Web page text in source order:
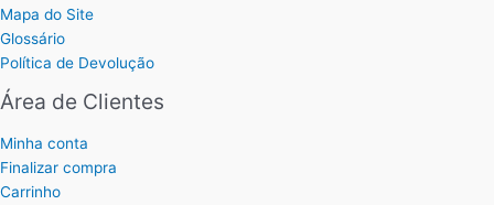
Mapa do Site
Glossário
Política de Devolução
Área de Clientes
Minha conta
Finalizar compra
Carrinho